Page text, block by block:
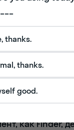
списки,
способ
Finder с
файлами
как Finder,
thanks.
thanks.
good.